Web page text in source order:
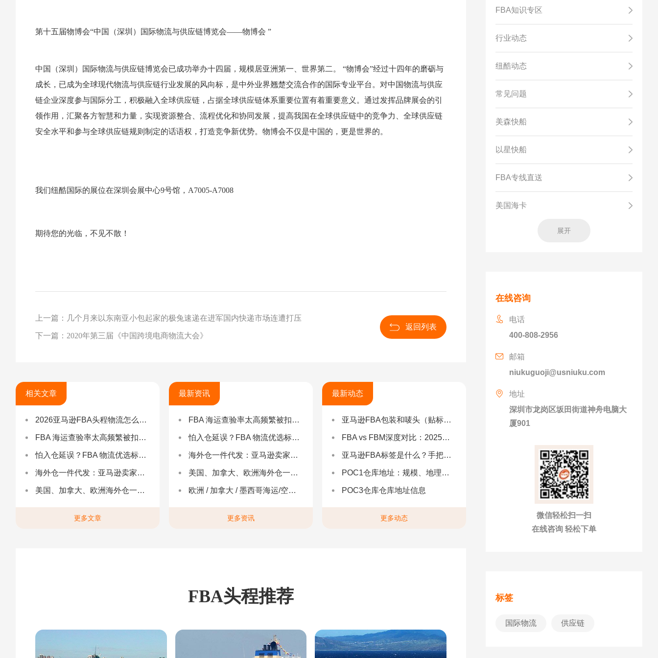
第十五届物博会“中国（深圳）国际物流与供应链博览会——物博会 ”
中国（深圳）国际物流与供应链博览会已成功举办十四届，规模居亚洲第一、世界第二。 “物博会”经过十四年的磨砺与
成长，已成为全球现代物流与供应链行业发展的风向标，是中外业界翘楚交流合作的国际专业平台。对中国物流与供应
链企业深度参与国际分工，积极融入全球供应链，占据全球供应链体系重要位置有着重要意义。通过发挥品牌展会的引
领作用，汇聚各方智慧和力量，实现资源整合、流程优化和协同发展，提高我国在全球供应链中的竞争力、全球供应链
安全水平和参与全球供应链规则制定的话语权，打造竞争新优势。物博会不仅是中国的，更是世界的。
我们纽酷国际的展位在深圳会展中心9号馆，A7005-A7008
期待您的光临，不见不散！
返回列表
上一篇：几个月来以东南亚小包起家的极兔速递在进军国内快递市场连遭打压
下一篇：2020年第三届《中国跨境电商物流大会》
相关文章
2026亚马逊FBA头程物流怎么选不踩坑？SEND/FIST/SPN官方认证物流商，只有这家敢承诺“准达率第一”
FBA 海运查验率太高频繁被扣货，如何选择低查验物流货代？
怕入仓延误？FBA 物流优选标准：自营仓 + 自有车队是核心硬指标
海外仓一件代发：亚马逊卖家合规履约与长效增长解决方案
美国、加拿大、欧洲海外仓一件代发
更多文章
最新资讯
FBA 海运查验率太高频繁被扣货，如何选择低查验物流货代？
怕入仓延误？FBA 物流优选标准：自营仓 + 自有车队是核心硬指标
海外仓一件代发：亚马逊卖家合规履约与长效增长解决方案
美国、加拿大、欧洲海外仓一件代发
欧洲 / 加拿大 / 墨西哥海运/空运 | 多国海运一站式解决方案
更多资讯
最新动态
亚马逊FBA包装和唛头（贴标签）要求（2025最新详解）
FBA vs FBM深度对比：2025年卖家该如何选择？（附决策流程图）
亚马逊FBA标签是什么？手把手教你设置与避坑（附超全指南）
POC1仓库地址：规模、地理与优势分析
POC3仓库仓库地址信息
更多动态
FBA头程推荐
FBA知识专区
行业动态
纽酷动态
常见问题
美森快船
以星快船
FBA专线直送
美国海卡
展开
在线咨询
电话
400-808-2956
邮箱
niukuguoji@usniuku.com
地址
深圳市龙岗区坂田街道神舟电脑大
厦901
微信轻松扫一扫
在线咨询 轻松下单
标签
国际物流 供应链